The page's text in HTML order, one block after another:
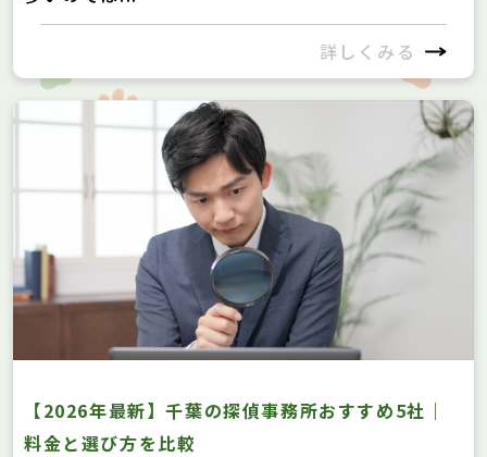
詳しくみる
【2026年最新】千葉の探偵事務所おすすめ5社｜
料金と選び方を比較